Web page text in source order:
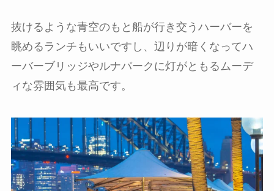
抜けるような青空のもと船が行き交うハーバーを
眺めるランチもいいですし、辺りが暗くなってハ
ーバーブリッジやルナパークに灯がともるムーデ
ィな雰囲気も最高です。